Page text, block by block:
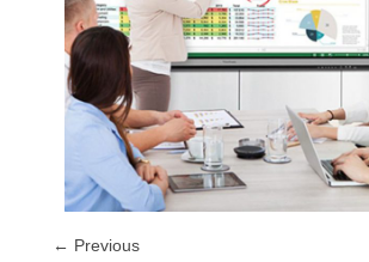
← Previous